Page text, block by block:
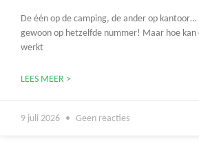
De één op de camping, de ander op
gewoon op hetzelfde nummer! Maar hoe kan
werkt
LEES MEER >
9 juli 2026 Geen reacties